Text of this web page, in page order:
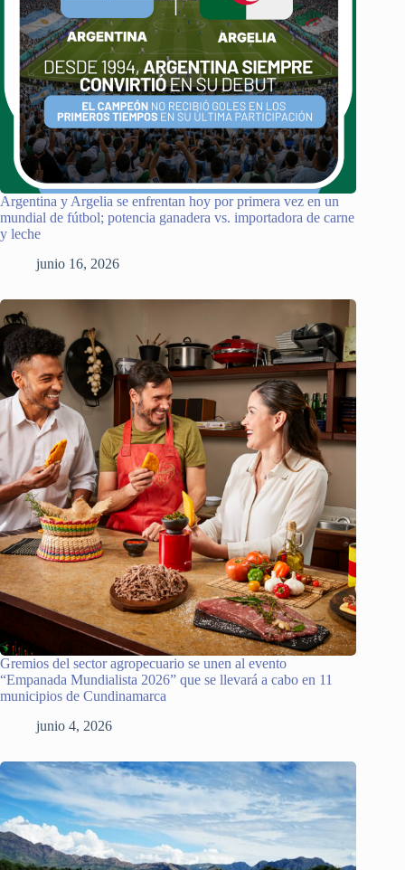
Argentina y Argelia se enfrentan hoy por primera vez en un
mundial de fútbol; potencia ganadera vs. importadora de carne
y leche
junio 16, 2026
Gremios del sector agropecuario se unen al evento
“Empanada Mundialista 2026” que se llevará a cabo en 11
municipios de Cundinamarca
junio 4, 2026